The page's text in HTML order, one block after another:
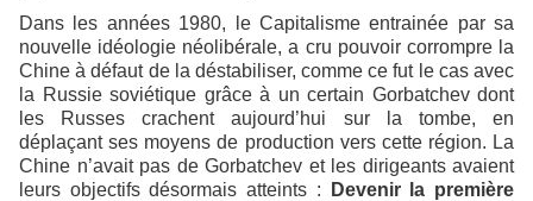
Dans les années 1980, le Capitalisme entrainée par sa
nouvelle idéologie néolibérale, a cru pouvoir corrompre la
Chine à défaut de la déstabiliser, comme ce fut le cas avec
la Russie soviétique grâce à un certain Gorbatchev dont
les Russes crachent aujourd’hui sur la tombe, en
déplaçant ses moyens de production vers cette région. La
Chine n’avait pas de Gorbatchev et les dirigeants avaient
leurs objectifs désormais atteints :
Devenir la première